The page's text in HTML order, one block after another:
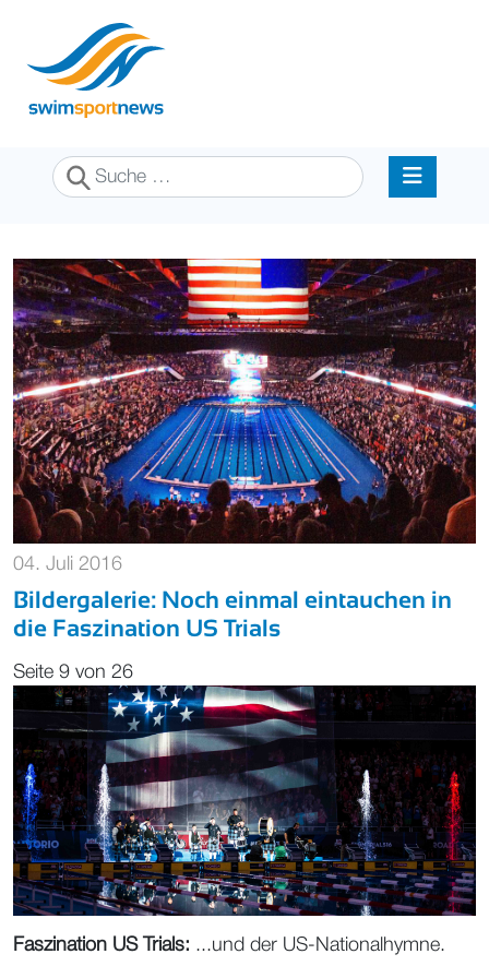
Suchen
04. Juli 2016
Bildergalerie: Noch einmal eintauchen in
die Faszination US Trials
Seite 9 von 26
Faszination US Trials: ...und der US-Nationalhymne.